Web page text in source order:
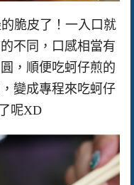
脆皮了！一入口就
不同，口感相當有
，順便吃蚵仔煎的
變成專程來吃蚵仔
呢XD